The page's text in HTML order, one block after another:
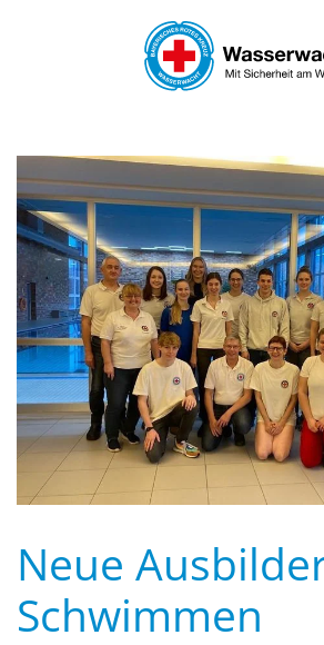
Skip to main content
Neue
Schwimmen